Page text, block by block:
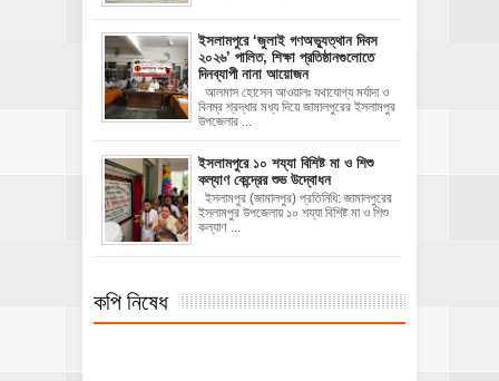
‎ইসলামপুরে ‘জুলাই গণঅভ্যুত্থান দিবস
২০২৬’ পালিত, শিক্ষা প্রতিষ্ঠানগুলোতে
দিনব্যাপী নানা আয়োজন
‎​আলমাস হোসেন আওয়ালঃ‎ ‎​যথাযোগ্য মর্যাদা ও
বিনম্র শ্রদ্ধার মধ্য দিয়ে জামালপুরের ইসলামপুর
উপজেলার ...
ইসলামপুরে ১০ শয্যা বিশিষ্ট মা ও শিশু
কল্যাণ কেন্দ্রের শুভ উদ্বোধন
ইসলামপুর (জামালপুর) প্রতিনিধি: জামালপুরের
ইসলামপুর উপজেলায় ১০ শয্যা বিশিষ্ট মা ও শিশু
কল্যাণ ...
কপি নিষেধ